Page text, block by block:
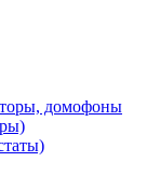
домофоны